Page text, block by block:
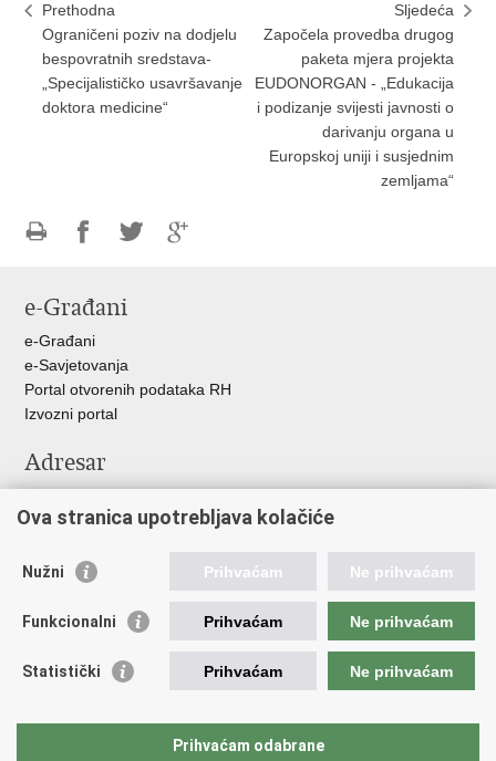
Prethodna
Ograničeni poziv na dodjelu
bespovratnih sredstava-
„Specijalističko usavršavanje
doktora medicine“
Sljedeća
Započela provedba drugog
paketa mjera projekta
EUDONORGAN - „Edukacija
i podizanje svijesti javnosti o
darivanju organa u
Europskoj uniji i susjednim
zemljama“
FacebookuTwitteru
e-Građani
e-Građani
e-Savjetovanja
Portal otvorenih podataka RH
Izvozni portal
Adresar
Adresar tijela javne vlasti
Popis dužnosnika u RH
Važne poveznice
Agencija za lijekove i medicinske proizvode
Hrvatski zavod za javno zdravstvo
Hrvatski zavod za hitnu medicinu
Ova stranica upotrebljava kolačiće
Nužni Prihvaćam Ne prihvaćam
Funkcionalni Prihvaćam Ne prihvaćam
Statistički Prihvaćam Ne prihvaćam
Prihvaćam odabrane